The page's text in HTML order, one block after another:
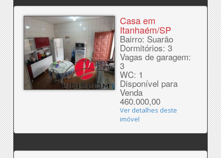
Casa em
Itanhaém/SP
Bairro: Suarão
Dormitórios: 3
Vagas de garagem:
3
WC: 1
Disponível para
Venda
460.000,00
Ver detalhes deste
imóvel